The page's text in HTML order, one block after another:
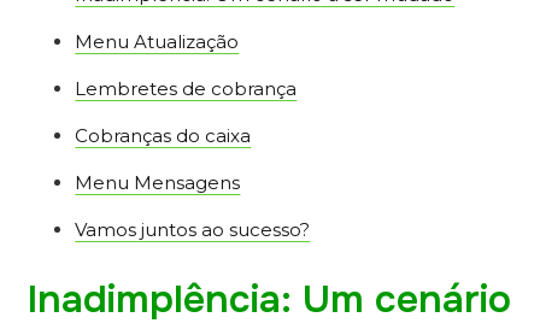
Menu Atualização
Lembretes de cobrança
Cobranças do caixa
Menu Mensagens
Vamos juntos ao sucesso?
Inadimplência: Um cenário